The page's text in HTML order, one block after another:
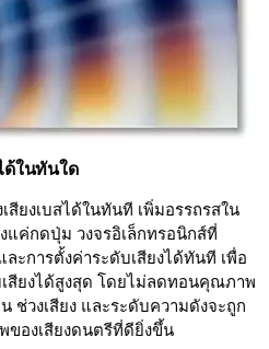
ด้ในทันใด
สียงเบสได้ในทันที เพิ่มอรรถรสใน
แค่กดปุ่ม วงจรอิเล็กทรอนิกส์ที่
ะการตั้งค่าระดับเสียงได้ทันที เพื่อ
เสียงได้สูงสุด โดยไม่ลดทอนคุณภาพ
ช่วงเสียง และระดับความดังจะถูก
องเสียงดนตรีที่ดียิ่งขึ้น